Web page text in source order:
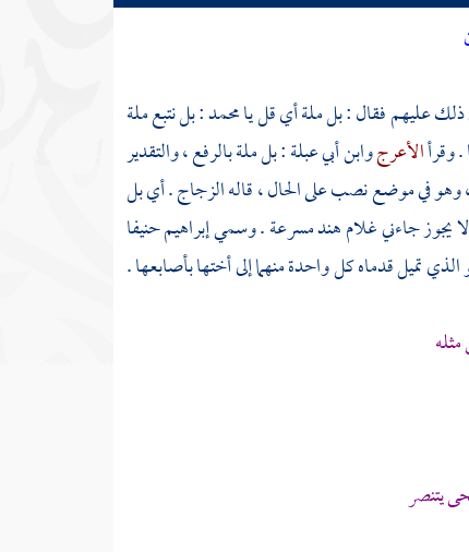
ذلك عليهم فقال : بل ملة أي قل يامحمد: بل نتبع ملة
وقرأالأعرجوابن أبي عبلة : بل ملة بالرفع ، والتقدير
، وهو في موضع نصب على الحال ، قالهالزجاج. أي بل
يجوز جاءني غلامهندمسرعة . وسميإبراهيمحنيفا
تميل قدماه كل واحدة منهما إلى أختها بأصابعها .
يتنصر